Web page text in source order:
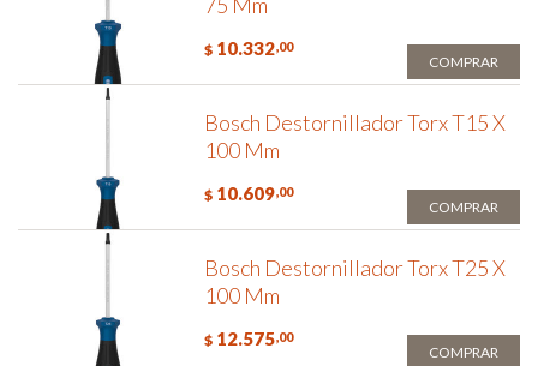
$ 10.332,00
COMPRAR
Bosch Destornillador Torx T15 X
100 Mm
$ 10.609,00
COMPRAR
Bosch Destornillador Torx T25 X
100 Mm
$ 12.575,00
COMPRAR